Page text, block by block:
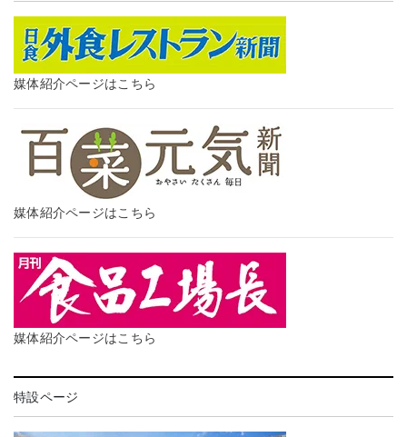
媒体紹介ページはこちら
媒体紹介ページはこちら
媒体紹介ページはこちら
特設ページ